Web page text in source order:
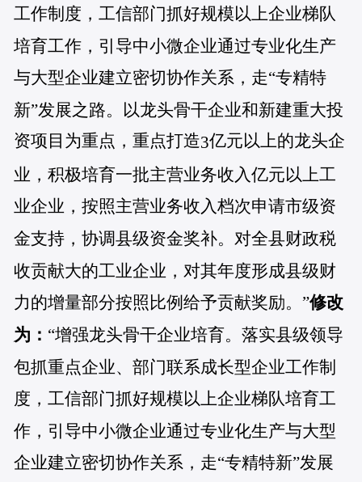
工作制度 ，工信部门抓好规模以上企业梯队
培育工作，引导中小微企业通过专业化生产
与大型企业建立密切协作关系，走“专精特
新”发展之路。以龙头骨干企业和新建重大投
资项目为重点，重点打造3亿元以上的龙头企
业，积极培育一批主营业务收入亿元以上工
业企业 ，按照主营业务收入档次申请市级资
金支持，协调县级资金奖补。对全县财政税
收贡献大的工业企业，对其年度形成县级财
力的增量部分按照比例给予贡献奖励。”修改
为： “增强龙头骨干企业培育。落实县级领导
包抓重点企业、部门联系成长型企业工作制
度 ，工信部门抓好规模以上企业梯队培育工
作，引导中小微企业通过专业化生产与大型
企业建立密切协作关系，走“专精特新”发展